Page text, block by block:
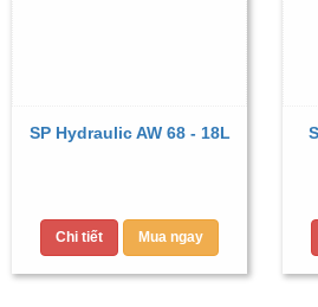
SP Hydraulic AW 68 - 18L
Chi tiết Mua ngay